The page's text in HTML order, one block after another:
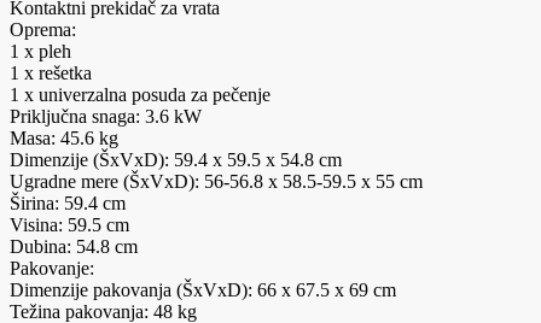
Kontaktni prekidač za vrata
Oprema:
1 x pleh
1 x rešetka
1 x univerzalna posuda za pečenje
Priključna snaga: 3.6 kW
Masa: 45.6 kg
Dimenzije (ŠxVxD): 59.4 x 59.5 x 54.8 cm
Ugradne mere (ŠxVxD): 56-56.8 x 58.5-59.5 x 55 cm
Širina: 59.4 cm
Visina: 59.5 cm
Dubina: 54.8 cm
Pakovanje:
Dimenzije pakovanja (ŠxVxD): 66 x 67.5 x 69 cm
Težina pakovanja: 48 kg